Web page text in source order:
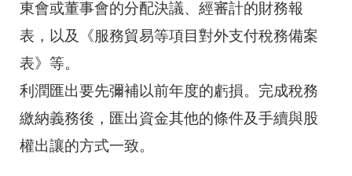
東會或董事會的分配決議、經審計的財務報
表，以及《服務貿易等項目對外支付稅務備案
表》等。
利潤匯出要先彌補以前年度的虧損。完成稅務
繳納義務後，匯出資金其他的條件及手續與股
權出讓的方式一致。